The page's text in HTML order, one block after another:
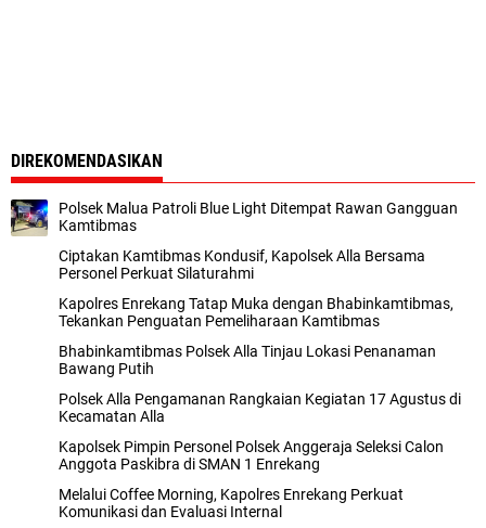
DIREKOMENDASIKAN
Polsek Malua Patroli Blue Light Ditempat Rawan Gangguan
Kamtibmas
Ciptakan Kamtibmas Kondusif, Kapolsek Alla Bersama
Personel Perkuat Silaturahmi
Kapolres Enrekang Tatap Muka dengan Bhabinkamtibmas,
Tekankan Penguatan Pemeliharaan Kamtibmas
Bhabinkamtibmas Polsek Alla Tinjau Lokasi Penanaman
Bawang Putih
Polsek Alla Pengamanan Rangkaian Kegiatan 17 Agustus di
Kecamatan Alla
Kapolsek Pimpin Personel Polsek Anggeraja Seleksi Calon
Anggota Paskibra di SMAN 1 Enrekang
Melalui Coffee Morning, Kapolres Enrekang Perkuat
Komunikasi dan Evaluasi Internal